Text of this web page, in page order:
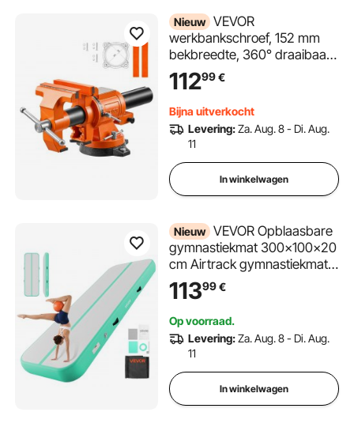
Nieuw VEVOR
werkbankschroef, 152 mm
bekbreedte, 360° draaibaar,
voor zagen, slijpen, boren en
pijpsnijden, 20 kN
klemkracht, met
snelontgrendelingshendel,
aambeeld, schroeven en
11299€
Bijna uitverkocht
Levering:Za. Aug. 8 - Di. Aug.
11
In winkelwagen
Nieuw VEVOR Opblaasbare
gymnastiekmat 300x100x20
cm Airtrack gymnastiekmat
voor training,
wedstrijdsporten en yoga,
met antislipoppervlak, 600W
elektrische luchtpomp,
reparatiepatch, mondstukken
11399€
Op voorraad.
Levering:Za. Aug. 8 - Di. Aug.
11
In winkelwagen